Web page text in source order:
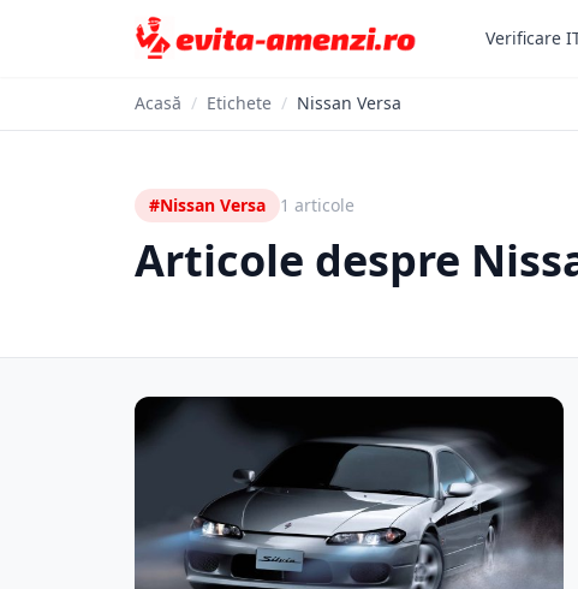
Verificare
Acasă / Etichete / Nissan Versa
#Nissan Versa 1 articole
Articole despre